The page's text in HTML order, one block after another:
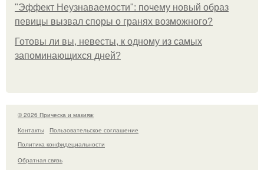
"Эффект Неузнаваемости": почему новый образ
певицы вызвал споры о гранях возможного?
Готовы ли вы, невесты, к одному из самых
запоминающихся дней?
© 2026 Прическа и макияж
Контакты
Пользовательское соглашение
Политика конфидециальности
Обратная связь